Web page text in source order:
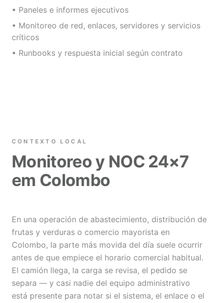
• Paneles e informes ejecutivos
• Monitoreo de red, enlaces, servidores y servicios
críticos
• Runbooks y respuesta inicial según contrato
CONTEXTO LOCAL
Monitoreo y NOC 24×7
em Colombo
En una operación de abastecimiento, distribución de
frutas y verduras o comercio mayorista en
Colombo, la parte más movida del día suele ocurrir
antes de que empiece el horario comercial habitual.
El camión llega, la carga se revisa, el pedido se
separa — y casi nadie del equipo administrativo
está presente para notar si el sistema, el enlace o el